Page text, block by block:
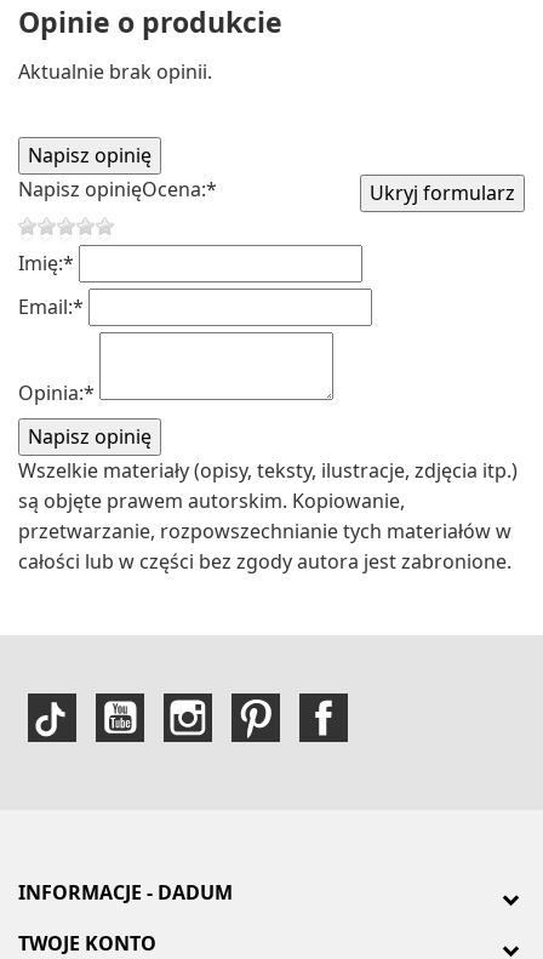
Opinie o produkcie
Aktualnie brak opinii.
Napisz opinięOcena:*
Imię:*
Email:*
Opinia:*
Wszelkie materiały (opisy, teksty, ilustracje, zdjęcia itp.)
są objęte prawem autorskim. Kopiowanie,
przetwarzanie, rozpowszechnianie tych materiałów w
całości lub w części bez zgody autora jest zabronione.
INFORMACJE - DADUM
TWOJE KONTO